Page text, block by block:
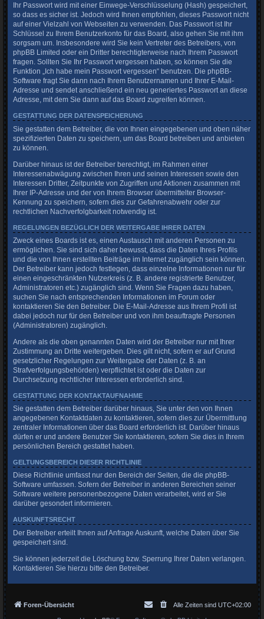
Ihr Passwort wird mit einer Einwege-Verschlüsselung (Hash) gespeichert,
so dass es sicher ist. Jedoch wird Ihnen empfohlen, dieses Passwort nicht
auf einer Vielzahl von Webseiten zu verwenden. Das Passwort ist Ihr
Schlüssel zu Ihrem Benutzerkonto für das Board, also gehen Sie mit ihm
sorgsam um. Insbesondere wird Sie kein Vertreter des Betreibers, von
phpBB Limited oder ein Dritter berechtigterweise nach Ihrem Passwort
fragen. Sollten Sie Ihr Passwort vergessen haben, so können Sie die
Funktion „Ich habe mein Passwort vergessen“ benutzen. Die phpBB-
Software fragt Sie dann nach Ihrem Benutzernamen und Ihrer E-Mail-
Adresse und sendet anschließend ein neu generiertes Passwort an diese
Adresse, mit dem Sie dann auf das Board zugreifen können.
GESTATTUNG DER DATENSPEICHERUNG
Sie gestatten dem Betreiber, die von Ihnen eingegebenen und oben näher
spezifizierten Daten zu speichern, um das Board betreiben und anbieten
zu können.
Darüber hinaus ist der Betreiber berechtigt, im Rahmen einer
Interessenabwägung zwischen Ihren und seinen Interessen sowie den
Interessen Dritter, Zeitpunkte von Zugriffen und Aktionen zusammen mit
Ihrer IP-Adresse und der von Ihrem Browser übermittelter Browser-
Kennung zu speichern, sofern dies zur Gefahrenabwehr oder zur
rechtlichen Nachverfolgbarkeit notwendig ist.
REGELUNGEN BEZÜGLICH DER WEITERGABE IHRER DATEN
Zweck eines Boards ist es, einen Austausch mit anderen Personen zu
ermöglichen. Sie sind sich daher bewusst, dass die Daten Ihres Profils
und die von Ihnen erstellten Beiträge im Internet zugänglich sein können.
Der Betreiber kann jedoch festlegen, dass einzelne Informationen nur für
einen eingeschränkten Nutzerkreis (z. B. andere registrierte Benutzer,
Administratoren etc.) zugänglich sind. Wenn Sie Fragen dazu haben,
suchen Sie nach entsprechenden Informationen im Forum oder
kontaktieren Sie den Betreiber. Die E-Mail-Adresse aus Ihrem Profil ist
dabei jedoch nur für den Betreiber und von ihm beauftragte Personen
(Administratoren) zugänglich.
Andere als die oben genannten Daten wird der Betreiber nur mit Ihrer
Zustimmung an Dritte weitergeben. Dies gilt nicht, sofern er auf Grund
gesetzlicher Regelungen zur Weitergabe der Daten (z. B. an
Strafverfolgungsbehörden) verpflichtet ist oder die Daten zur
Durchsetzung rechtlicher Interessen erforderlich sind.
GESTATTUNG DER KONTAKTAUFNAHME
Sie gestatten dem Betreiber darüber hinaus, Sie unter den von Ihnen
angegebenen Kontaktdaten zu kontaktieren, sofern dies zur Übermittlung
zentraler Informationen über das Board erforderlich ist. Darüber hinaus
dürfen er und andere Benutzer Sie kontaktieren, sofern Sie dies in Ihrem
persönlichen Bereich gestattet haben.
GELTUNGSBEREICH DIESER RICHTLINIE
Diese Richtlinie umfasst nur den Bereich der Seiten, die die phpBB-
Software umfassen. Sofern der Betreiber in anderen Bereichen seiner
Software weitere personenbezogene Daten verarbeitet, wird er Sie
darüber gesondert informieren.
AUSKUNFTSRECHT
Der Betreiber erteilt Ihnen auf Anfrage Auskunft, welche Daten über Sie
gespeichert sind.
Sie können jederzeit die Löschung bzw. Sperrung Ihrer Daten verlangen.
Kontaktieren Sie hierzu bitte den Betreiber.
Foren-Übersicht Alle Zeiten sind UTC+02:00